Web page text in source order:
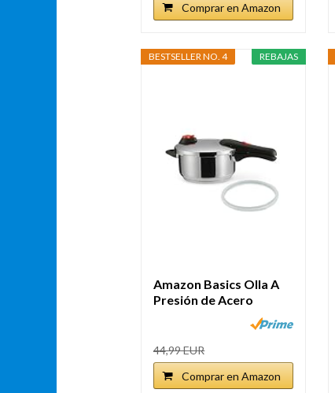
Comprar en Amazon
REBAJAS
BESTSELLER NO. 4
Amazon Basics Olla A
Presión de Acero
44,99 EUR
Comprar en Amazon